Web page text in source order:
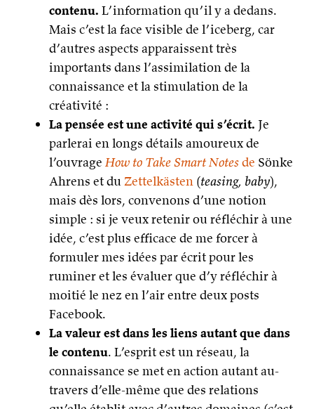
contenu. L’information qu’il y a dedans.
Mais c’est la face visible de l’iceberg, car
d’autres aspects apparaissent très
importants dans l’assimilation de la
connaissance et la stimulation de la
créativité :
La pensée est une activité qui s’écrit. Je
parlerai en longs détails amoureux de
l’ouvrage How to Take Smart Notesde Sönke
Ahrens et duZettelkästen (teasing, baby),
mais dès lors, convenons d’une notion
simple : si je veux retenir ou réfléchir à une
idée, c’est plus efficace de me forcer à
formuler mes idées par écrit pour les
ruminer et les évaluer que d’y réfléchir à
moitié le nez en l’air entre deux posts
Facebook.
La valeur est dans les liens autant que dans
le contenu. L’esprit est un réseau, la
connaissance se met en action autant au-
travers d’elle-même que des relations